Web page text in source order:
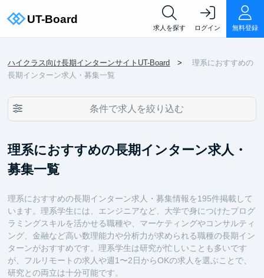
求人を探す ログイン 無料登録
ハイクラス向け長期インターンサイトUT-Board
理系におすすめの
長期インターン求人・募集一覧
条件で求人を絞り込む
理系におすすめの長期インターン求人・
募集一覧
理系におすすめの長期インターン求人・募集情報を195件掲載して
います。理系学生には、エンジニアなど、大学で身につけたプログ
ラミングスキルを活かせる職種や、マーケティングやコンサルティ
ング、金融など高い数理能力や分析力が求められる職種の長期イン
ターンがおすすめです。理系学生は研究が忙しいことも多いです
が、フルリモートの求人や週1〜2日からOKの求人を選ぶことで、
研究との両立は十分可能です。